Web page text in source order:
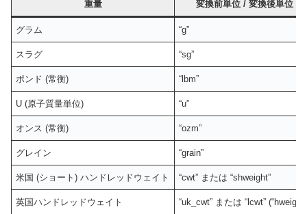
重量 変換前単位 / 変換後単位
グラム “g”
スラグ “sg”
ポンド (常衡) “lbm”
U (原子質量単位) “u”
オンス (常衡) “ozm”
グレイン “grain”
米国 (ショート) ハンドレッドウェイト “cwt” または “shweight”
英国ハンドレッドウェイト “uk_cwt” または “lcwt”